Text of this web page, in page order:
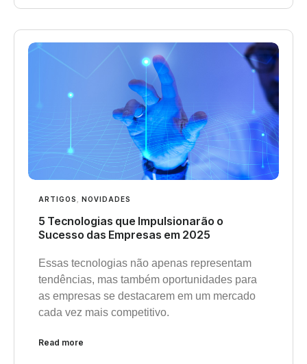
ARTIGOS NOVIDADES
5 Tecnologias que Impulsionarão o
Sucesso das Empresas em 2025
Essas tecnologias não apenas representam
tendências, mas também oportunidades para
as empresas se destacarem em um mercado
cada vez mais competitivo.
Read more